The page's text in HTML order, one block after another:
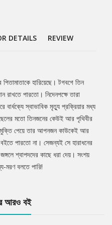
DETAILS REVIEW
হারিয়েছে। টগবগে তিন
রাখতে পারতো। নিদেনপক্ষে তারা
বার্ধক্যে স্বাভাবিক মৃত্যু প্রক্রিয়ার মধ্য
মতো তিনজনের কেউই আর পৃথিবীর
পেয়ে তার আপনজন কাউকেই আর
পারতো না। সেজন্যই সে হারাধনের
শ্বাপদদের কাছে ধরা দেয়। সংশয়
মরণ বলতে পারি!
আরও বই